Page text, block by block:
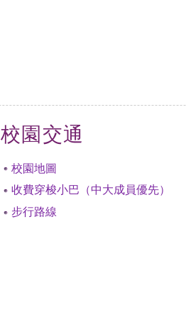
校園交通
校園地圖
收費穿梭小巴（中大成員優先）
步行路線